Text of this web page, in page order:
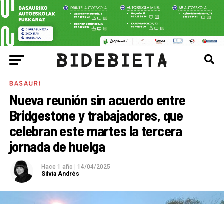
BASAURI
Nueva reunión sin acuerdo entre
Bridgestone y trabajadores, que
celebran este martes la tercera
jornada de huelga
Hace 1 año
14/04/2025
Silvia Andrés